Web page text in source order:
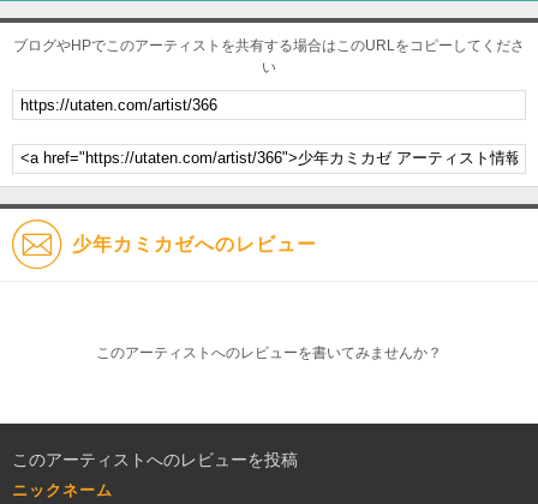
ブログやHPでこのアーティストを共有する場合はこのURLをコピーしてくださ
い
少年カミカゼへのレビュー
このアーティストへのレビューを書いてみませんか？
このアーティストへのレビューを投稿
ニックネーム